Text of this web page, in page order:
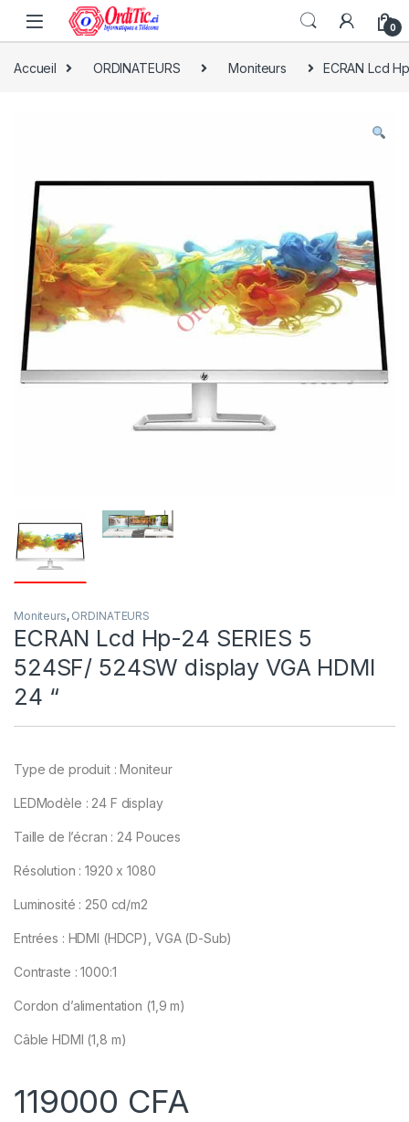
0
Accueil ORDINATEURS Moniteurs ECRAN Lcd
Moniteurs, ORDINATEURS
ECRAN Lcd Hp-24 SERIES 5
524SF/ 524SW display VGA HDMI
24 “
Type de produit : Moniteur
LEDModèle : 24 F display
Taille de l’écran : 24 Pouces
Résolution : 1920 x 1080
Luminosité : 250 cd/m2
Entrées : HDMI (HDCP), VGA (D-Sub)
Contraste : 1000:1
Cordon d’alimentation (1,9 m)
Câble HDMI (1,8 m)
119000 CFA